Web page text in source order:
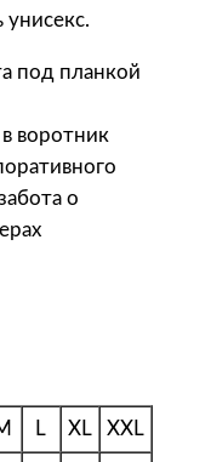
под планкой
воротник
о
L XL XXL